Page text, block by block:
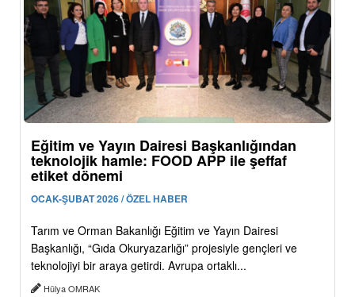
Eğitim ve Yayın Dairesi Başkanlığından
teknolojik hamle: FOOD APP ile şeffaf
etiket dönemi
OCAK-ŞUBAT 2026 / ÖZEL HABER
Tarım ve Orman Bakanlığı Eğitim ve Yayın Dairesi
Başkanlığı, “Gıda Okuryazarlığı” projesiyle gençleri ve
teknolojiyi bir araya getirdi. Avrupa ortaklı...
Hülya OMRAK